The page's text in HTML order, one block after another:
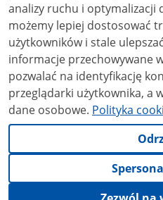
analizy ruchu i optymalizacji
możemy lepiej dostosować
użytkowników i stale ulepszać nasze
informacje przechowywane
pozwalać na identyfikację
przeglądarki użytkownika, a
dane osobowe. Polityka